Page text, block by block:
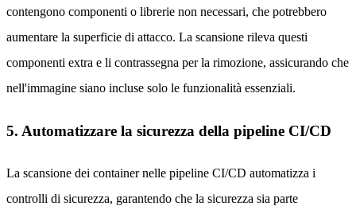
contengono componenti o librerie non necessari, che potrebbero
aumentare la superficie di attacco. La scansione rileva questi
componenti extra e li contrassegna per la rimozione, assicurando che
nell'immagine siano incluse solo le funzionalità essenziali.
5. Automatizzare la sicurezza della pipeline CI/CD
La scansione dei container nelle pipeline CI/CD automatizza i
controlli di sicurezza, garantendo che la sicurezza sia parte